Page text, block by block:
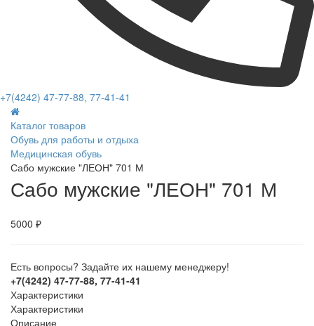
+7(4242) 47-77-88, 77-41-41
Каталог товаров
Обувь для работы и отдыха
Медицинская обувь
Сабо мужские "ЛЕОН" 701 М
Сабо мужские "ЛЕОН" 701 М
5000 ₽
Есть вопросы? Задайте их нашему менеджеру!
+7(4242) 47-77-88, 77-41-41
Характеристики
Характеристики
Описание